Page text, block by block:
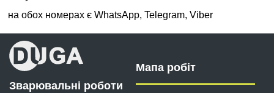
на обох номерах є WhatsApp, Telegram, Viber
Зварювальні роботи
Мапа робіт